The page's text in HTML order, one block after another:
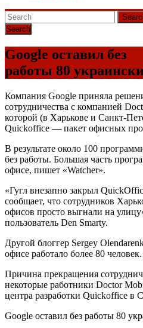
Google оставил без
работы 80
Компания Google приняла
сотрудничества с компанией
которой (в Харькове и Санкт-
Quickoffice — пакет офисных
В результате около 100
без работы. Большая часть
офисе, пишет «Watcher».
«Гугл внезапно закрыл
сообщает, что сотрудников
офисов просто выгнали на
пользователь Den Smarty.
Другой блоггер Sergey
офисе работало более 80 человек.
Причина прекращения
некоторые работники Doctor
центра разработки Quickoffice
Google оставил без работы 80